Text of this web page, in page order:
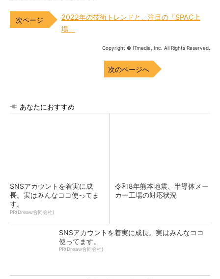
2022年の技術トレンドと、注目の「SPAC上
場」
Copyright © ITmedia, Inc. All Rights Reserved.
次のページへ
あなたにおすすめ
SNSアカウントを着実に成
長。実はみんなココ使ってま
す。
PR(Dreaw合同会社)
令和8年熊本地震、半導体メー
カー工場の対応状況
SNSアカウントを着実に成長。実はみんなココ
使ってます。
PR(Dreaw合同会社)